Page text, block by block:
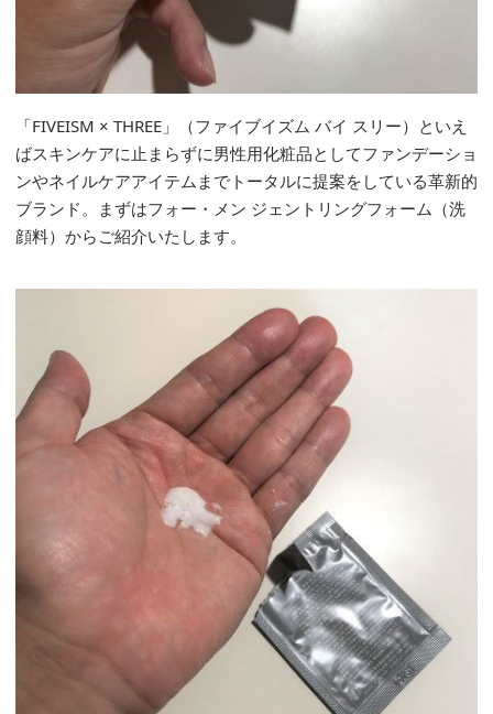
「FIVEISM × THREE」（ファイブイズム バイ スリー）といえ
ばスキンケアに止まらずに男性用化粧品としてファンデーショ
ンやネイルケアアイテムまでトータルに提案をしている革新的
ブランド。まずはフォー・メン ジェントリングフォーム（洗
顔料）からご紹介いたします。